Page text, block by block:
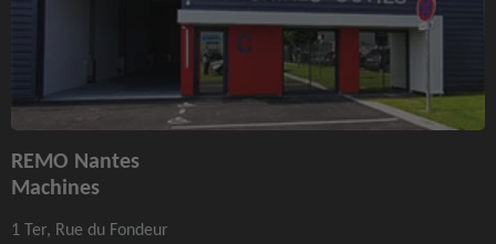
REMO Nantes
Machines
1 Ter, Rue du Fondeur